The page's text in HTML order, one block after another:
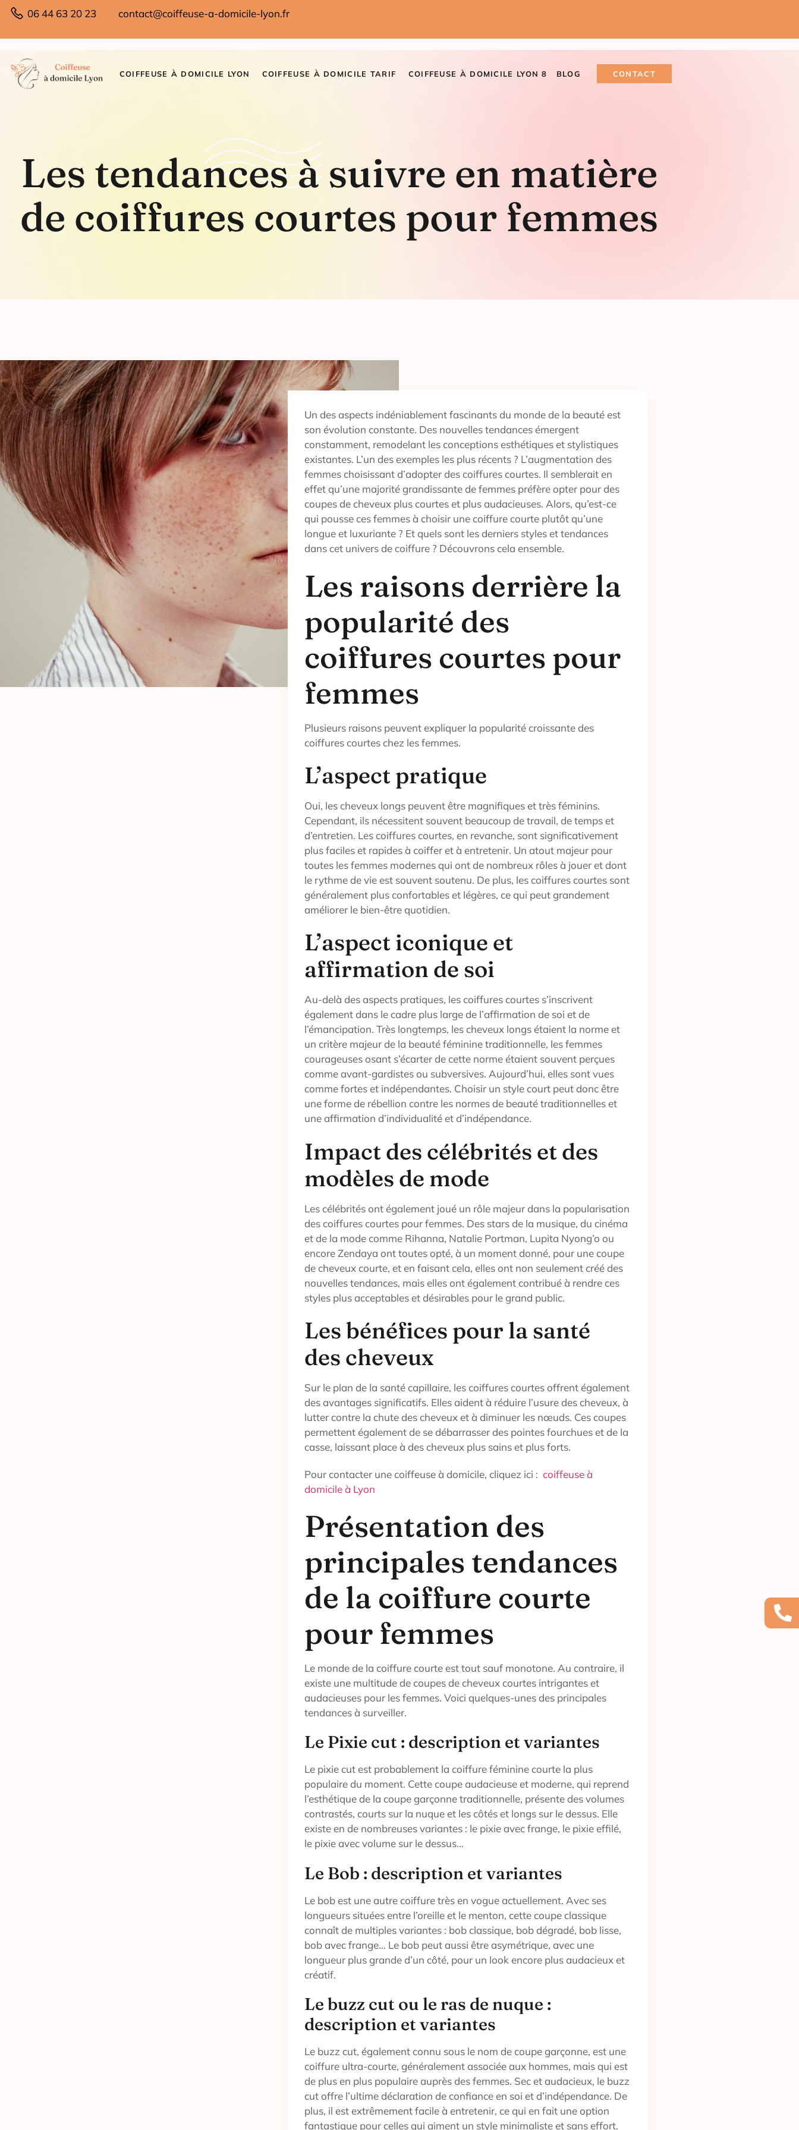
06 44 63 20 23 contact@coiffeuse-a-domicile-lyon.fr
COIFFEUSE À DOMICILE LYON COIFFEUSE À DOMICILE TARIF COIFFEUSE À DOMICILE LYON 8 BLOG CONTACT
Les tendances à suivre en matière
de coiffures courtes pour femmes
Un des aspects indéniablement fascinants du monde de la beauté est
son évolution constante. Des nouvelles tendances émergent
constamment, remodelant les conceptions esthétiques et stylistiques
existantes. L’un des exemples les plus récents ? L’augmentation des
femmes choisissant d’adopter des coiffures courtes. Il semblerait en
effet qu’une majorité grandissante de femmes préfère opter pour des
coupes de cheveux plus courtes et plus audacieuses. Alors, qu’est-ce
qui pousse ces femmes à choisir une coiffure courte plutôt qu’une
longue et luxuriante ? Et quels sont les derniers styles et tendances
dans cet univers de coiffure ? Découvrons cela ensemble.
Les raisons derrière la
popularité des
coiffures courtes pour
femmes
Plusieurs raisons peuvent expliquer la popularité croissante des
coiffures courtes chez les femmes.
L’aspect pratique
Oui, les cheveux longs peuvent être magnifiques et très féminins.
Cependant, ils nécessitent souvent beaucoup de travail, de temps et
d’entretien. Les coiffures courtes, en revanche, sont significativement
plus faciles et rapides à coiffer et à entretenir. Un atout majeur pour
toutes les femmes modernes qui ont de nombreux rôles à jouer et dont
le rythme de vie est souvent soutenu. De plus, les coiffures courtes sont
généralement plus confortables et légères, ce qui peut grandement
améliorer le bien-être quotidien.
L’aspect iconique et
affirmation de soi
Au-delà des aspects pratiques, les coiffures courtes s’inscrivent
également dans le cadre plus large de l’affirmation de soi et de
l’émancipation. Très longtemps, les cheveux longs étaient la norme et
un critère majeur de la beauté féminine traditionnelle, les femmes
courageuses osant s’écarter de cette norme étaient souvent perçues
comme avant-gardistes ou subversives. Aujourd’hui, elles sont vues
comme fortes et indépendantes. Choisir un style court peut donc être
une forme de rébellion contre les normes de beauté traditionnelles et
une affirmation d’individualité et d’indépendance.
Impact des célébrités et des
modèles de mode
Les célébrités ont également joué un rôle majeur dans la popularisation
des coiffures courtes pour femmes. Des stars de la musique, du cinéma
et de la mode comme Rihanna, Natalie Portman, Lupita Nyong’o ou
encore Zendaya ont toutes opté, à un moment donné, pour une coupe
de cheveux courte, et en faisant cela, elles ont non seulement créé des
nouvelles tendances, mais elles ont également contribué à rendre ces
styles plus acceptables et désirables pour le grand public.
Les bénéfices pour la santé
des cheveux
Sur le plan de la santé capillaire, les coiffures courtes offrent également
des avantages significatifs. Elles aident à réduire l’usure des cheveux, à
lutter contre la chute des cheveux et à diminuer les nœuds. Ces coupes
permettent également de se débarrasser des pointes fourchues et de la
casse, laissant place à des cheveux plus sains et plus forts.
Pour contacter une coiffeuse à domicile, cliquez ici :coiffeuse à
domicile à Lyon
Présentation des
principales tendances
de la coiffure courte
pour femmes
Le monde de la coiffure courte est tout sauf monotone. Au contraire, il
existe une multitude de coupes de cheveux courtes intrigantes et
audacieuses pour les femmes. Voici quelques-unes des principales
tendances à surveiller.
Le Pixie cut : description et variantes
Le pixie cut est probablement la coiffure féminine courte la plus
populaire du moment. Cette coupe audacieuse et moderne, qui reprend
l’esthétique de la coupe garçonne traditionnelle, présente des volumes
contrastés, courts sur la nuque et les côtés et longs sur le dessus. Elle
existe en de nombreuses variantes : le pixie avec frange, le pixie effilé,
le pixie avec volume sur le dessus…
Le Bob : description et variantes
Le bob est une autre coiffure très en vogue actuellement. Avec ses
longueurs situées entre l’oreille et le menton, cette coupe classique
connaît de multiples variantes : bob classique, bob dégradé, bob lisse,
bob avec frange… Le bob peut aussi être asymétrique, avec une
longueur plus grande d’un côté, pour un look encore plus audacieux et
créatif.
Le buzz cut ou le ras de nuque :
description et variantes
Le buzz cut, également connu sous le nom de coupe garçonne, est une
coiffure ultra-courte, généralement associée aux hommes, mais qui est
de plus en plus populaire auprès des femmes. Sec et audacieux, le buzz
cut offre l’ultime déclaration de confiance en soi et d’indépendance. De
plus, il est extrêmement facile à entretenir, ce qui en fait une option
fantastique pour celles qui aiment un style minimaliste et sans effort.